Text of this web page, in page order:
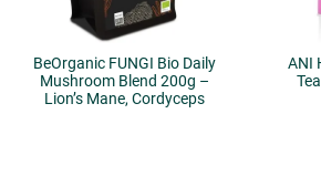
BeOrganic FUNGI Bio Daily
Mushroom Blend 200g –
Lion’s Mane, Cordyceps
ANI